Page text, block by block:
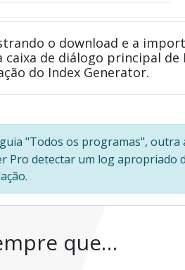
o download e a
de diálogo principal de
do Index Generator.
"Todos os programas", outra
Pro detectar um log apropriado
que…